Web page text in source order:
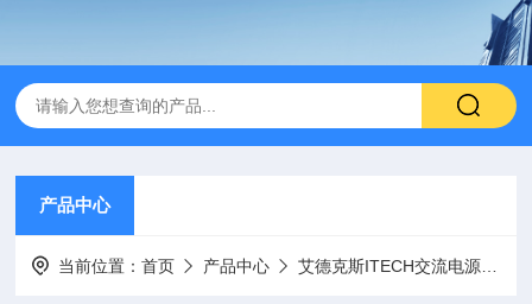
产品中心
当前位置：首页 产品中心 艾德克斯ITECH交流电源